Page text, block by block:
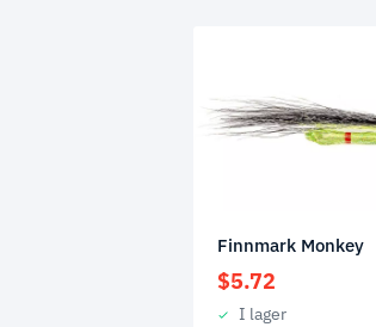
Finnmark Monkey
$5.72
I lager